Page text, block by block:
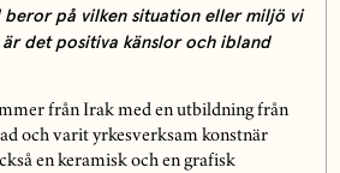
på vilken situation eller miljö vi
det positiva känslor och ibland
från Irak med en utbildning från
och varit yrkesverksam konstnär
en keramisk och en grafisk